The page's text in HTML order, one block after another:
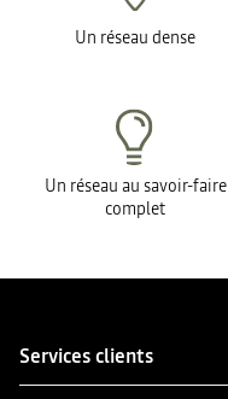
Un réseau dense
Un réseau au savoir-faire
complet
Services clients